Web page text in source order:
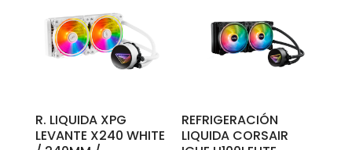
R. LIQUIDA XPG
LEVANTE X240 WHITE
REFRIGERACIÓN
LIQUIDA CORSAIR